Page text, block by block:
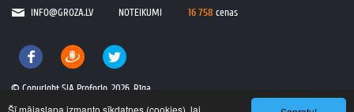
Šī mājaslapa izmanto sīkdatnes (cookies), lai
INFO@GROZA.LV
NOTEIKUMI
16 758 cenas
© Copyright SIA Proforio, 2026, Rīga